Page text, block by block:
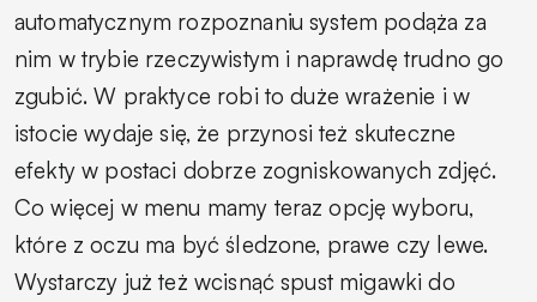
automatycznym rozpoznaniu system podąża za
nim w trybie rzeczywistym i naprawdę trudno go
zgubić. W praktyce robi to duże wrażenie i w
istocie wydaje się, że przynosi też skuteczne
efekty w postaci dobrze zogniskowanych zdjęć.
Co więcej w menu mamy teraz opcję wyboru,
które z oczu ma być śledzone, prawe czy lewe.
Wystarczy już też wcisnąć spust migawki do